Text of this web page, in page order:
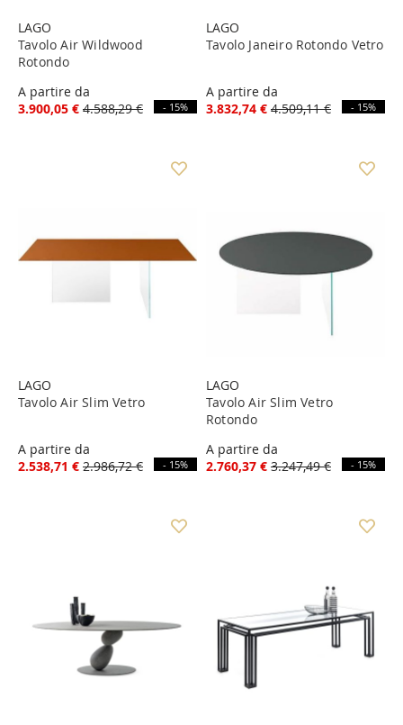
LAGO
Tavolo Air Wildwood
Rotondo
A partire da
3.900,05 € 4.588,29 € - 15%
LAGO
Tavolo Janeiro Rotondo Vetro
A partire da
3.832,74 € 4.509,11 € - 15%
LAGO
Tavolo Air Slim Vetro
A partire da
2.538,71 € 2.986,72 € - 15%
LAGO
Tavolo Air Slim Vetro
Rotondo
A partire da
2.760,37 € 3.247,49 € - 15%